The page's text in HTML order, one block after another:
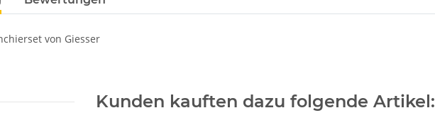
von Giesser
Kunden kauften dazu folgende Artikel: